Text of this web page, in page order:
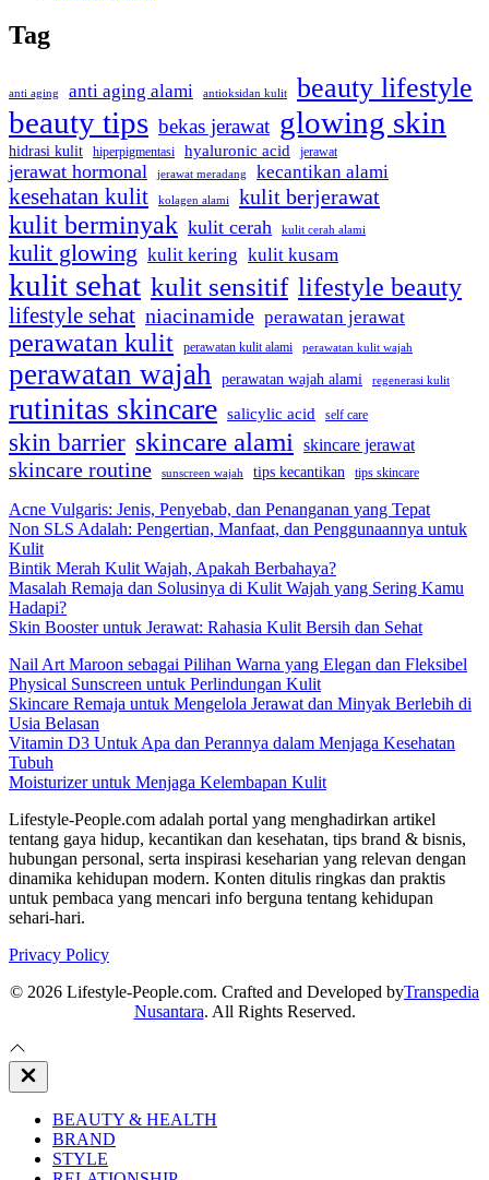
Tag
anti aging anti aging alami antioksidan kulit beauty lifestyle
beauty tips bekas jerawat glowing skin
hidrasi kulit hiperpigmentasi hyaluronic acid jerawat
jerawat hormonal jerawat meradang kecantikan alami
kesehatan kulit kolagen alami kulit berjerawat
kulit berminyak kulit cerah kulit cerah alami
kulit glowing kulit kering kulit kusam
kulit sehat kulit sensitif lifestyle beauty
lifestyle sehat niacinamide perawatan jerawat
perawatan kulit perawatan kulit alami perawatan kulit wajah
perawatan wajah perawatan wajah alami regenerasi kulit
rutinitas skincare salicylic acid self care
skin barrier skincare alami skincare jerawat
skincare routine sunscreen wajah tips kecantikan tips skincare
Acne Vulgaris: Jenis, Penyebab, dan Penanganan yang Tepat
Non SLS Adalah: Pengertian, Manfaat, dan Penggunaannya untuk
Kulit
Bintik Merah Kulit Wajah, Apakah Berbahaya?
Masalah Remaja dan Solusinya di Kulit Wajah yang Sering Kamu
Hadapi?
Skin Booster untuk Jerawat: Rahasia Kulit Bersih dan Sehat
Nail Art Maroon sebagai Pilihan Warna yang Elegan dan Fleksibel
Physical Sunscreen untuk Perlindungan Kulit
Skincare Remaja untuk Mengelola Jerawat dan Minyak Berlebih di
Usia Belasan
Vitamin D3 Untuk Apa dan Perannya dalam Menjaga Kesehatan
Tubuh
Moisturizer untuk Menjaga Kelembapan Kulit
Lifestyle-People.com adalah portal yang menghadirkan artikel
tentang gaya hidup, kecantikan dan kesehatan, tips brand & bisnis,
hubungan personal, serta inspirasi keseharian yang relevan dengan
dinamika kehidupan modern. Konten ditulis ringkas dan praktis
untuk pembaca yang mencari info berguna tentang kehidupan
sehari-hari.
Privacy Policy
© 2026 Lifestyle-People.com. Crafted and Developed byTranspedia
Nusantara. All Rights Reserved.
Close
Off
BEAUTY & HEALTH
BRAND
STYLE